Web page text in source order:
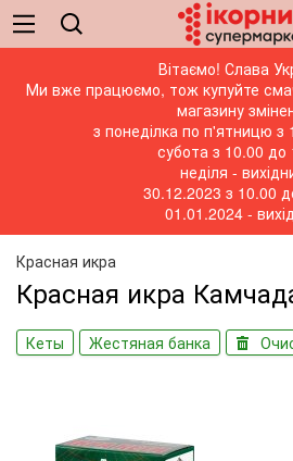
Вітаємо! Слава
Ми вже працюємо, тож купуйте
магазину
з понеділка по п'ятницю з
субота з 10.00 до
неділя -
30.12.2023 з 10.00
01.01.2024 -
Красная икра
Красная икра
Кеты Жестяная банка